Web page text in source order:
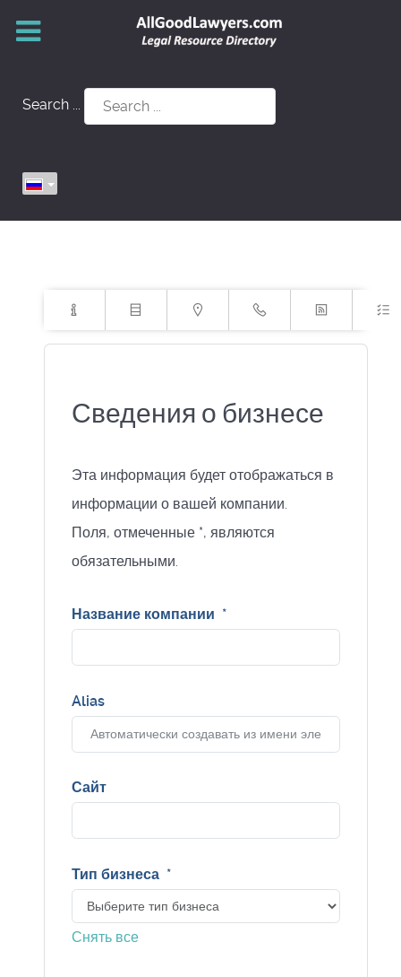
Search ...
Сведения о бизнесе
Эта информация будет отображаться в
информации о вашей компании.
Поля, отмеченные *, являются
обязательными.
Название компании *
Alias
Сайт
Тип бизнеса *
Снять все